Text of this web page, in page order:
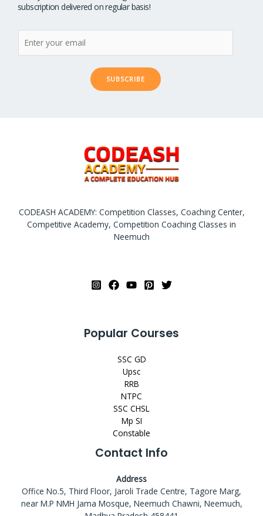
subscription delivered on regular basis!
SUBSCRIBE
CODEASH ACADEMY: Competition Classes, Coaching Center,
Competitive Academy, Competition Coaching Classes in
Neemuch
Popular Courses
SSC GD
Upsc
RRB
NTPC
SSC CHSL
Mp SI
Constable
Contact Info
Address
Office No.5, Third Floor, Jaroli Trade Centre, Tagore Marg,
near M.P NMH Jama Mosque, Neemuch Chawni, Neemuch,